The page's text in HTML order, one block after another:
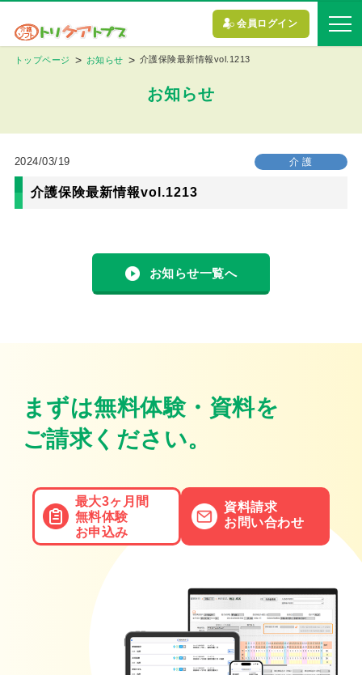
会員ログイン
トップページ お知らせ 介護保険最新情報vol.1213
お知らせ
2024/03/19 介 護
介護保険最新情報vol.1213
お知らせ一覧へ
まずは無料体験・資料を
ご請求ください。
最大3ヶ月間
無料体験
お申込み
資料請求
お問い合わせ